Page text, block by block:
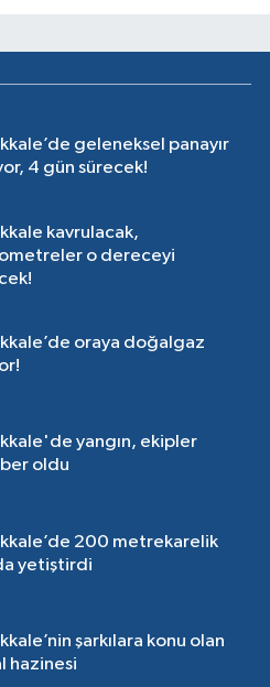
geleneksel panayır
4 gün sürecek!
kavrulacak,
o dereceyi
oraya doğalgaz
yangın, ekipler
oldu
200 metrekarelik
yetiştirdi
şarkılara konu olan
hazinesi